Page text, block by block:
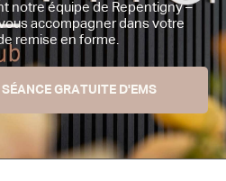
notre équipe de Repentigny –
accompagner dans votre
remise en forme.
SÉANCE GRATUITE D'EMS